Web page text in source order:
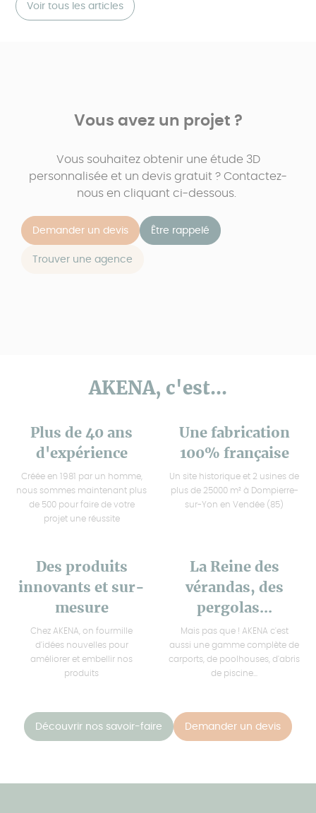
Voir tous les articles
Vous avez un projet ?
Vous souhaitez obtenir une étude 3D
personnalisée et un devis gratuit ? Contactez-
nous en cliquant ci-dessous.
Demander un devis Être rappelé
Trouver une agence
AKENA, c'est...
Plus de 40 ans
d'expérience
Créée en 1981 par un homme,
nous sommes maintenant plus
de 500 pour faire de votre
projet une réussite
Une fabrication
100% française
Un site historique et 2 usines de
plus de 25000 m² à Dompierre-
sur-Yon en Vendée (85)
Des produits
innovants et sur-
mesure
Chez AKENA, on fourmille
d'idées nouvelles pour
améliorer et embellir nos
produits
La Reine des
vérandas, des
pergolas...
Mais pas que ! AKENA c'est
aussi une gamme complète de
carports, de poolhouses, d'abris
de piscine...
Découvrir nos savoir-faire Demander un devis